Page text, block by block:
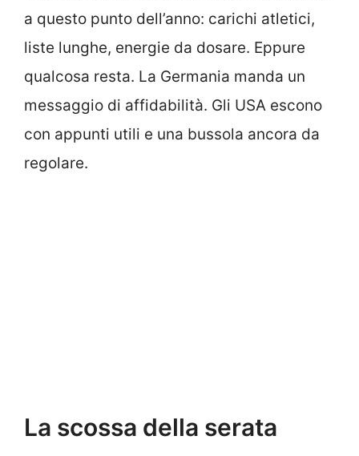
a questo punto dell’anno: carichi atletici,
liste lunghe, energie da dosare. Eppure
qualcosa resta. La Germania manda un
messaggio di affidabilità. Gli USA escono
con appunti utili e una bussola ancora da
regolare.
La scossa della serata